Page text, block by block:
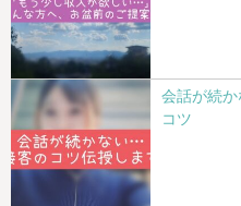
会話が続
コツ